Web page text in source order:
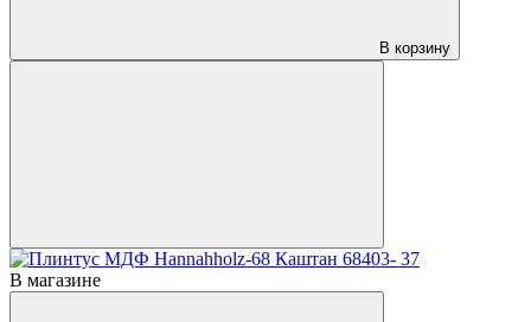
В корзину
В магазине